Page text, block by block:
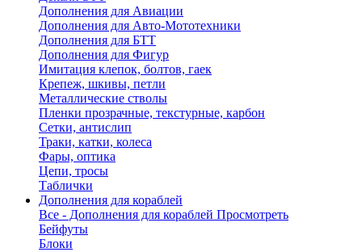
Дополнения для Авиации
Дополнения для Авто-Мототехники
Дополнения для БТТ
Дополнения для Фигур
Имитация клепок, болтов, гаек
Крепеж, шкивы, петли
Металлические стволы
Пленки прозрачные, текстурные, карбон
Сетки, антислип
Траки, катки, колеса
Фары, оптика
Цепи, тросы
Таблички
Дополнения для кораблей
Все - Дополнения для кораблей Просмотреть
Бейфуты
Блоки